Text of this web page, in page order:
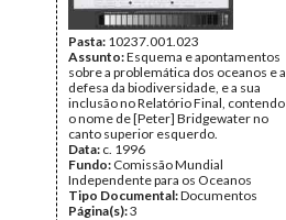
Pasta: 10237.001.023
Assunto:Esquema e apontamentos
sobre a problemática dos oceanos e a
defesa da biodiversidade, e a sua
inclusão no Relatório Final, contendo
o nome de [Peter] Bridgewater no
canto superior esquerdo.
Data: c. 1996
Fundo: Comissão Mundial
Independente para os Oceanos
Tipo Documental:Documentos
Página(s):3